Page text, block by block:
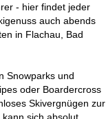
- hier findet jeder
auch abends
in Flachau, Bad
Snowparks und
oder Boardercross
Skivergnügen zur